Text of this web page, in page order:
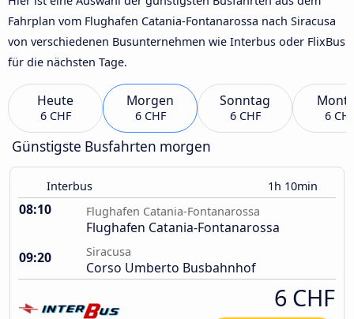
Fahrplan vom Flughafen Catania-Fontanarossa nach Siracusa
von verschiedenen Busunternehmen wie Interbus oder FlixBus
für die nächsten Tage.
Heute
6 CHF
Morgen
6 CHF
Sonntag
6 CHF 6
Günstigste Busfahrten morgen
Interbus 1h 10min
08:10 Flughafen Catania-Fontanarossa
Flughafen Catania-Fontanarossa
09:20
Siracusa
Corso Umberto Busbahnhof
6 CHF